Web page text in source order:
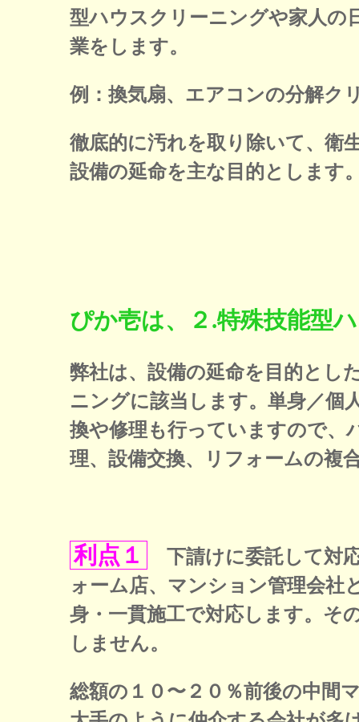
型ハウスクリーニングや家人の
業をします。
例：換気扇、エアコンの分解ク
徹底的に汚れを取り除いて、衛
設備の延命を主な目的とします
ぴか壱は、２.特殊技能型
弊社は、設備の延命を目的とし
ニングに該当します。単身／個
換や修理も行っていますので、
理、設備交換、リフォームの複
利点１
下請けに委託して対
ォーム店、マンション管理会社
身・一貫施工で対応します。そ
しません。
総額の１０〜２０％前後の中間